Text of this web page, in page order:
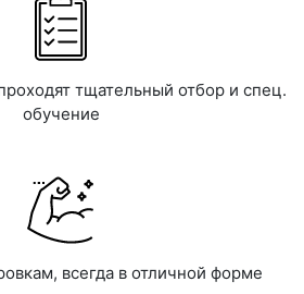
тщательный отбор и спец.
обучение
всегда в отличной форме